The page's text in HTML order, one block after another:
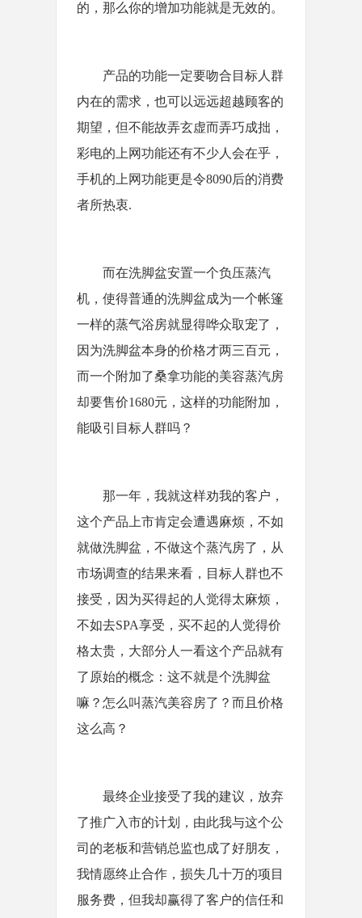
的，那么你的增加功能就是无效的。
产品的功能一定要吻合目标人群
内在的需求，也可以远远超越顾客的
期望，但不能故弄玄虚而弄巧成拙，
彩电的上网功能还有不少人会在乎，
手机的上网功能更是令8090后的消费
者所热衷.
而在洗脚盆安置一个负压蒸汽
机，使得普通的洗脚盆成为一个帐篷
一样的蒸气浴房就显得哗众取宠了，
因为洗脚盆本身的价格才两三百元，
而一个附加了桑拿功能的美容蒸汽房
却要售价1680元，这样的功能附加，
能吸引目标人群吗？
那一年，我就这样劝我的客户，
这个产品上市肯定会遭遇麻烦，不如
就做洗脚盆，不做这个蒸汽房了，从
市场调查的结果来看，目标人群也不
接受，因为买得起的人觉得太麻烦，
不如去SPA享受，买不起的人觉得价
格太贵，大部分人一看这个产品就有
了原始的概念：这不就是个洗脚盆
嘛？怎么叫蒸汽美容房了？而且价格
这么高？
最终企业接受了我的建议，放弃
了推广入市的计划，由此我与这个公
司的老板和营销总监也成了好朋友，
我情愿终止合作，损失几十万的项目
服务费，但我却赢得了客户的信任和